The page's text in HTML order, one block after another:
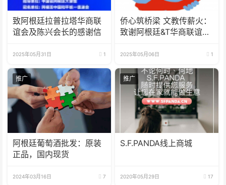
致阿根廷拉普拉塔华商联
谊会及陈兴会长的感谢信
2025年05月31日 1
侨心筑桥梁 文教传薪火：
致谢阿根廷&T华商联谊会
2025年05月06日 1
推广
阿根廷葡萄酒批发：原装
正品，国内现货
2024年03月16日 7
推广
S.F.PANDA线上商城
2020年05月29日 17